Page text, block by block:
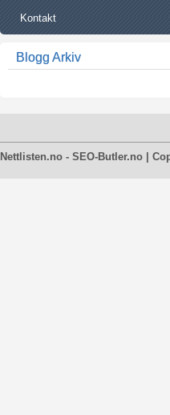
Kontakt
Blogg Arkiv
Nettlisten.no - SEO-Butler.no |